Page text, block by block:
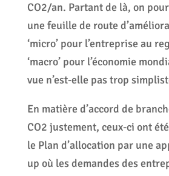
CO2/an. Partant de là, on
une feuille de route
‘micro’ pour l’entreprise au
‘macro’ pour l’économie
vue n’est-elle pas trop
En matière d’accord de
CO2 justement, ceux-ci ont
le Plan d’allocation par une
up où les demandes des